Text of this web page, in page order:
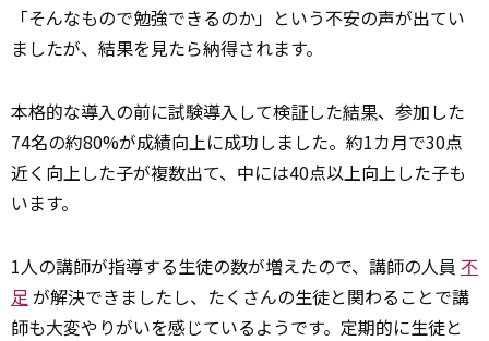
「そんなもので勉強できるのか」という不安の声が出てい
ましたが、結果を見たら納得されます。
本格的な導入の前に試験導入して検証した結果、参加した
74名の約80%が成績向上に成功しました。約1カ月で30点
近く向上した子が複数出て、中には40点以上向上した子も
います。
1人の講師が指導する生徒の数が増えたので、講師の人員 不
足 が解決できましたし、たくさんの生徒と関わることで講
師も大変やりがいを感じているようです。定期的に生徒と